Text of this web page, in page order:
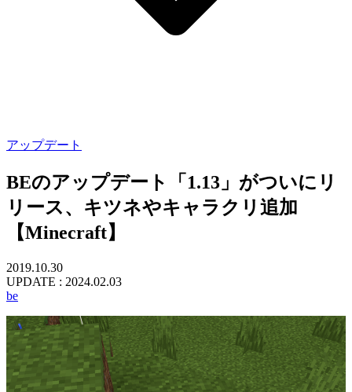
アップデート
BEのアップデート「1.13」がついにリ
リース、キツネやキャラクリ追加
【Minecraft】
2019.10.30
UPDATE : 2024.02.03
be